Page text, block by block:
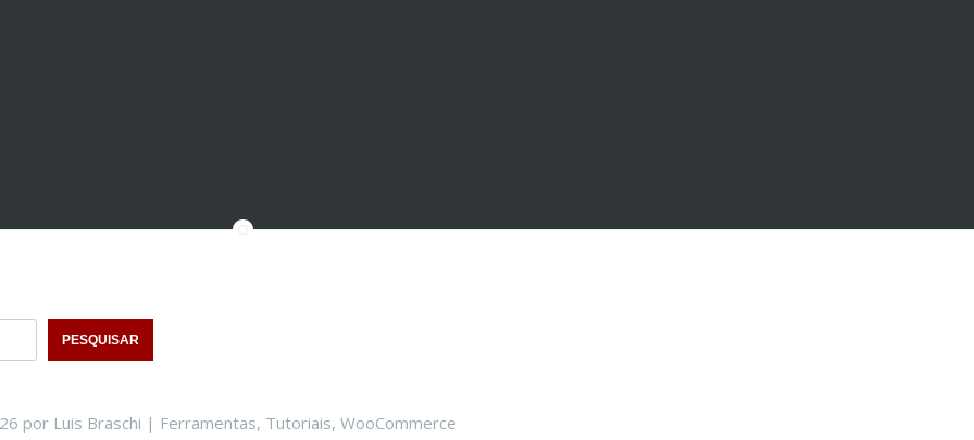
PESQUISAR
por Luis Braschi | Ferramentas, Tutoriais, WooCommerce